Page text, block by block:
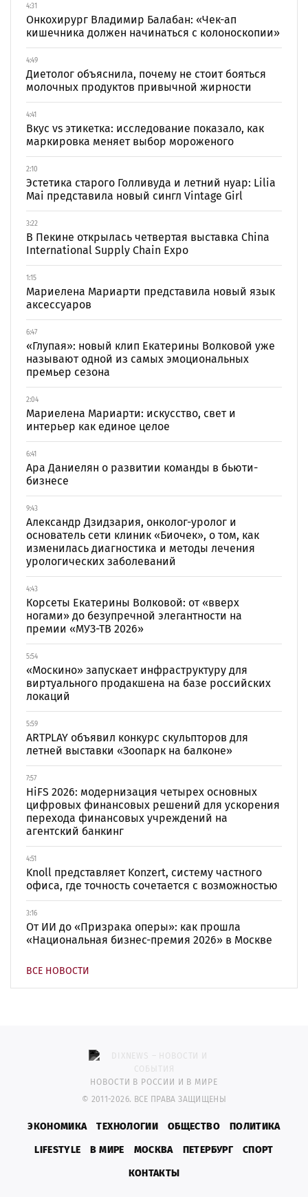
4:31
Онкохирург Владимир Балабан: «Чек-ап
кишечника должен начинаться с колоноскопии»
4:49
Диетолог объяснила, почему не стоит бояться
молочных продуктов привычной жирности
4:41
Вкус vs этикетка: исследование показало, как
маркировка меняет выбор мороженого
2:10
Эстетика старого Голливуда и летний нуар: Lilia
Mai представила новый сингл Vintage Girl
3:22
В Пекине открылась четвертая выставка China
International Supply Chain Expo
1:15
Мариелена Мариарти представила новый язык
аксессуаров
6:47
«Глупая»: новый клип Екатерины Волковой уже
называют одной из самых эмоциональных
премьер сезона
2:04
Мариелена Мариарти: искусство, свет и
интерьер как единое целое
6:41
Ара Даниелян о развитии команды в бьюти-
бизнесе
9:43
Александр Дзидзария, онколог-уролог и
основатель сети клиник «Биочек», о том, как
изменилась диагностика и методы лечения
урологических заболеваний
4:43
Корсеты Екатерины Волковой: от «вверх
ногами» до безупречной элегантности на
премии «МУЗ-ТВ 2026»
5:54
«Москино» запускает инфраструктуру для
виртуального продакшена на базе российских
локаций
5:59
ARTPLAY объявил конкурс скульпторов для
летней выставки «Зоопарк на балконе»
7:57
HiFS 2026: модернизация четырех основных
цифровых финансовых решений для ускорения
перехода финансовых учреждений на
агентский банкинг
4:51
Knoll представляет Konzert, систему частного
офиса, где точность сочетается с возможностью
3:16
От ИИ до «Призрака оперы»: как прошла
«Национальная бизнес-премия 2026» в Москве
ВСЕ НОВОСТИ
НОВОСТИ В РОССИИ И В МИРЕ
© 2011-2026. ВСЕ ПРАВА ЗАЩИЩЕНЫ
ЭКОНОМИКА ТЕХНОЛОГИИ ОБЩЕСТВО
ПОЛИТИКА
LIFESTYLE
В МИРЕ МОСКВА ПЕТЕРБУРГ
СПОРТ
КОНТАКТЫ